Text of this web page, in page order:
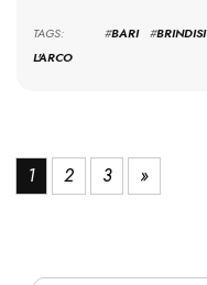
TAGS: #BARI #BRINDISI
L'ARCO
1 2 3 »